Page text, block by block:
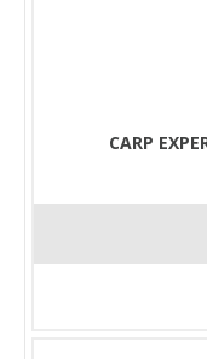
CARP